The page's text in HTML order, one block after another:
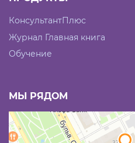
КонсультантПлюс
Журнал Главная книга
Обучение
МЫ РЯДОМ